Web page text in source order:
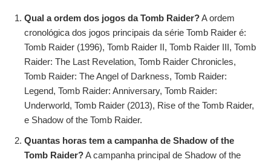
Qual a ordem dos jogos da Tomb Raider?A ordem
cronológica dos jogos principais da série Tomb Raider é:
Tomb Raider (1996), Tomb Raider II, Tomb Raider III, Tomb
Raider: The Last Revelation, Tomb Raider Chronicles,
Tomb Raider: The Angel of Darkness, Tomb Raider:
Legend, Tomb Raider: Anniversary, Tomb Raider:
Underworld, Tomb Raider (2013), Rise of the Tomb Raider,
e Shadow of the Tomb Raider.
Quantas horas tem a campanha de Shadow of the
Tomb Raider?A campanha principal de Shadow of the